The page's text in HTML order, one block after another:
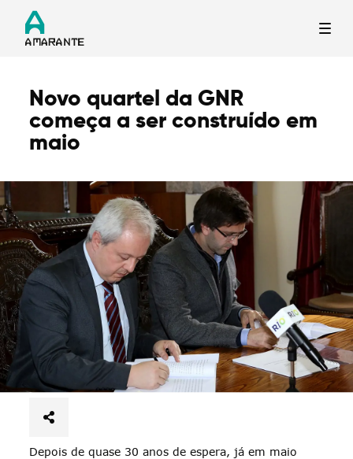
Termo de Pesquisa
Categorias gerais
Filtros
Novo quartel da GNR
começa a ser construído em
maio
Depois de quase 30 anos de espera, já em maio